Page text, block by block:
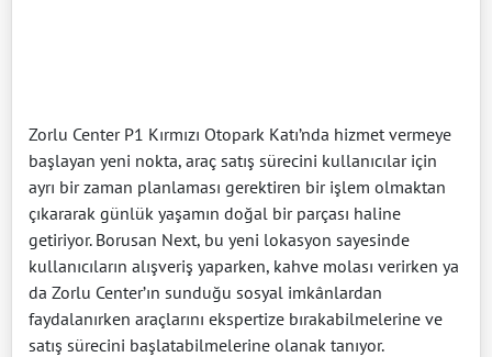
Zorlu Center P1 Kırmızı Otopark Katı’nda hizmet vermeye
başlayan yeni nokta, araç satış sürecini kullanıcılar için
ayrı bir zaman planlaması gerektiren bir işlem olmaktan
çıkararak günlük yaşamın doğal bir parçası haline
getiriyor. Borusan Next, bu yeni lokasyon sayesinde
kullanıcıların alışveriş yaparken, kahve molası verirken ya
da Zorlu Center’ın sunduğu sosyal imkânlardan
faydalanırken araçlarını ekspertize bırakabilmelerine ve
satış sürecini başlatabilmelerine olanak tanıyor.